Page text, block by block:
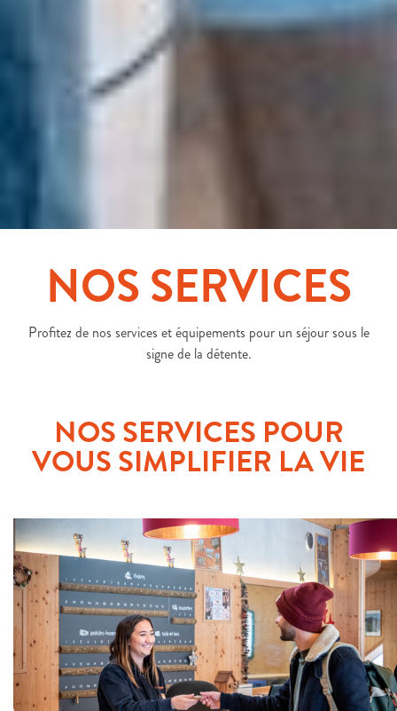
NOS SERVICES
Profitez de nos services et équipements pour un séjour sous le
signe de la détente.
NOS SERVICES POUR
VOUS SIMPLIFIER LA VIE